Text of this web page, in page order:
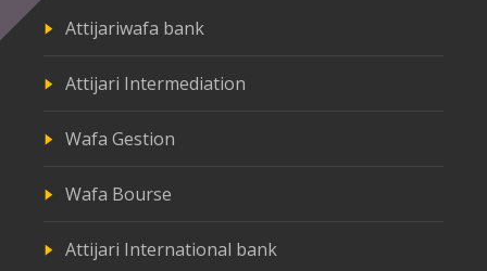
Attijariwafa bank
Attijari Intermediation
Wafa Gestion
Wafa Bourse
Attijari International bank